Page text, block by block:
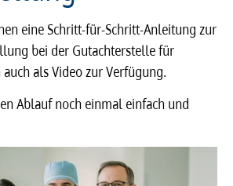
eine Schritt-für-Schritt-Anleitung zur
bei der Gutachterstelle für
als Video zur Verfügung.
Ablauf noch einmal einfach und